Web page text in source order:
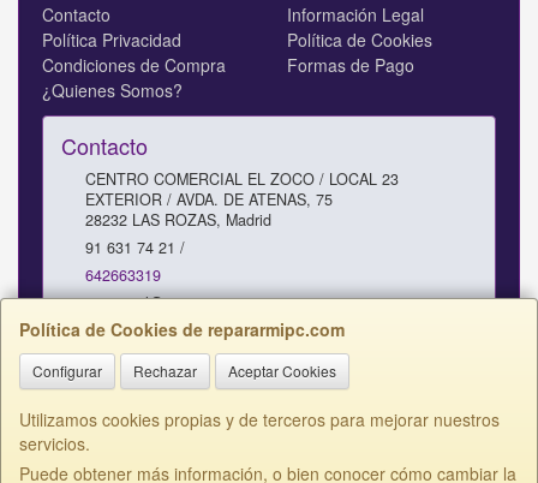
Política de Cookies de repararmipc.com
Configurar Rechazar Aceptar Cookies
Utilizamos cookies propias y de terceros para mejorar nuestros
servicios.
Puede obtener más información, o bien conocer cómo cambiar la
Contacto
Información Legal
Política Privacidad
Política de Cookies
Condiciones de Compra
Formas de Pago
¿Quienes Somos?
Contacto
CENTRO COMERCIAL EL ZOCO / LOCAL 23
EXTERIOR / AVDA. DE ATENAS, 75
28232 LAS ROZAS, Madrid
91 631 74 21 /
642663319
comercial@repararmipc.com
Horario
10 - 12,30 / 17 - 19H SABADOS 11 - 13H